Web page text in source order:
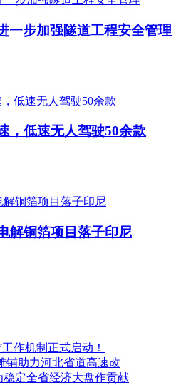
一步加强隧道工程安全管理
，低速无人驾驶50余款
解铜箔项目落子印尼
作机制正式启动！
铺助力河北省道高速改
定全省经济大盘作贡献